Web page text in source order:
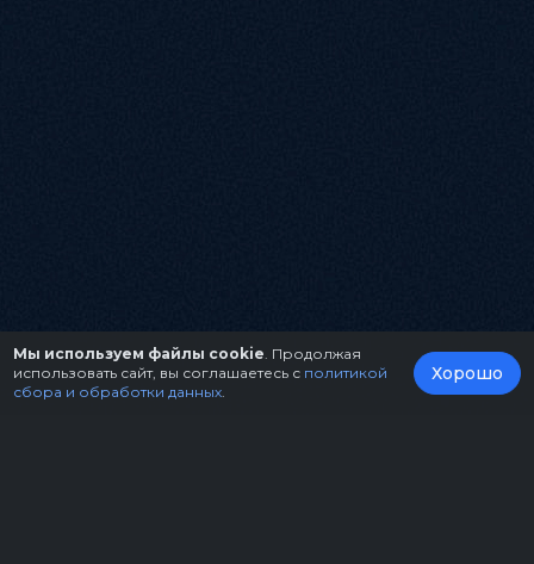
Мы используем файлы cookie . Продолжая
использовать сайт, вы соглашаетесь с политикой
сбора и обработки данных
Хорошо